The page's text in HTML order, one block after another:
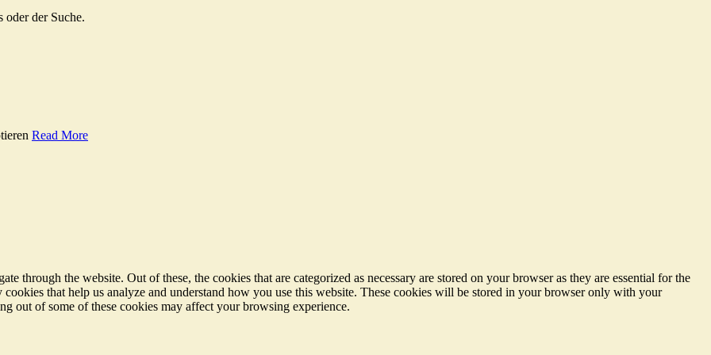
oder der Suche.
Read More
through the website. Out of these, the cookies that are categorized as necessary are stored on your browser as they are essential for the
that help us analyze and understand how you use this website. These cookies will be stored in your browser only with your
out of some of these cookies may affect your browsing experience.